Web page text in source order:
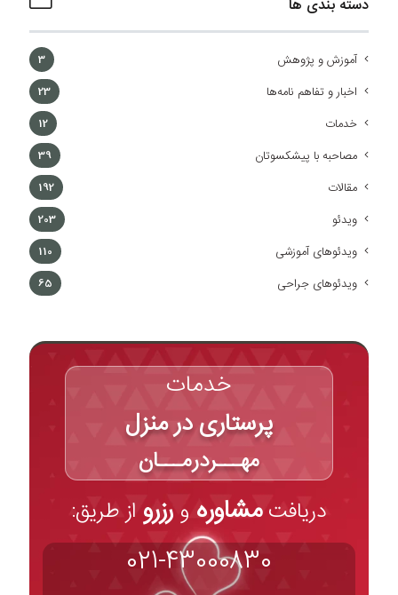
دسته بندی ها
آموزش و پژوهش 3
اخبار و تفاهم نامه‌ها 23
خدمات 12
مصاحبه با پیشکسوتان 39
مقالات 192
ویدئو 203
ویدئوهای آموزشی 110
ویدئوهای جراحی 65
خدمات
پرستاری در منزل
مهـــردرمـــان
دریافتمشاوره و رزرو از طریق:
021-43000830